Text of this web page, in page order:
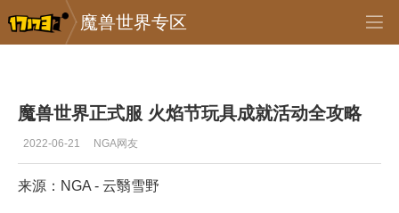
魔兽世界专区
专区_《魔兽世界》 >
魔兽世界正式服 火焰节玩具成就活动全攻略
2022-06-21 NGA网友
来源：NGA - 云翳雪野